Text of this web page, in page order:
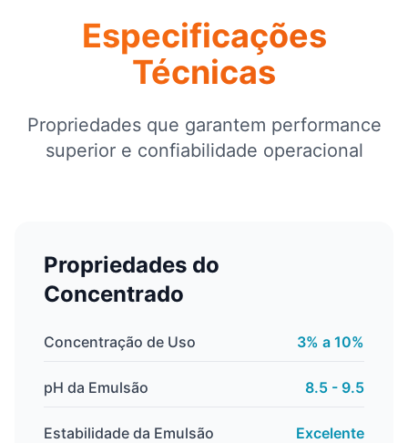
Especificações
Técnicas
Propriedades que garantem performance
superior e confiabilidade operacional
Propriedades do
Concentrado
Concentração de Uso 3% a 10%
pH da Emulsão 8.5 - 9.5
Estabilidade da Emulsão Excelente